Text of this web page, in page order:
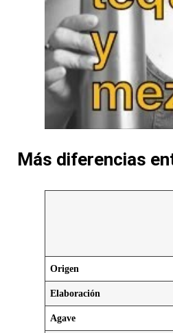
Más diferencias
Origen
Elaboración
Agave